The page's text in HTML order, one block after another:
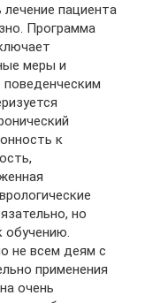
пациента
Программа
меры и
к
но
обучению.
не всем деям с
применения
очень